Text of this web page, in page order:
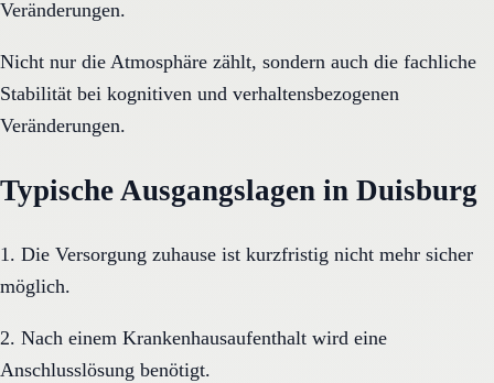
Veränderungen.
Nicht nur die Atmosphäre zählt, sondern auch die fachliche
Stabilität bei kognitiven und verhaltensbezogenen
Veränderungen.
Typische Ausgangslagen in Duisburg
1. Die Versorgung zuhause ist kurzfristig nicht mehr sicher
möglich.
2. Nach einem Krankenhausaufenthalt wird eine
Anschlusslösung benötigt.